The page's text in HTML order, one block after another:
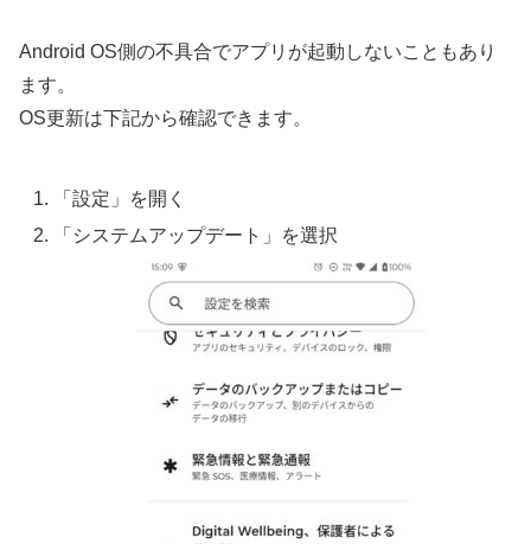
Android OS側の不具合でアプリが起動しないこともあり
ます。
OS更新は下記から確認できます。
「設定」を開く
「システムアップデート」を選択